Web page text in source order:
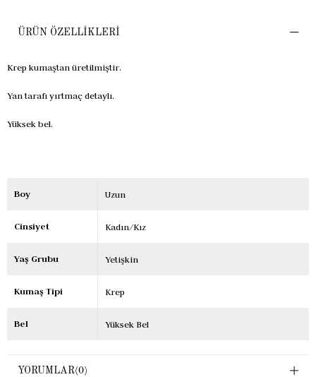
ÜRÜN ÖZELLIKLERI
Krep kumaştan üretilmiştir.
Yan tarafı yırtmaç detaylı.
Yüksek bel.
Boy Uzun
Cinsiyet Kadın/Kız
Yaş Grubu Yetişkin
Kumaş Tipi Krep
Bel Yüksek Bel
YORUMLAR(0)